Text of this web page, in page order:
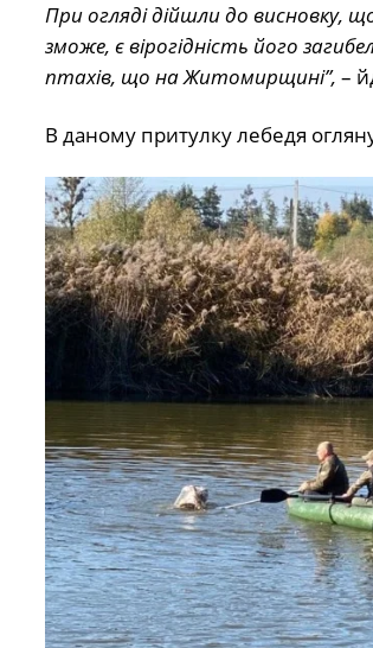
При огляді дійшли до висновку,
зможе, є вірогідність його
птахів, що на Житомирщині”, –
В даному притулку лебедя